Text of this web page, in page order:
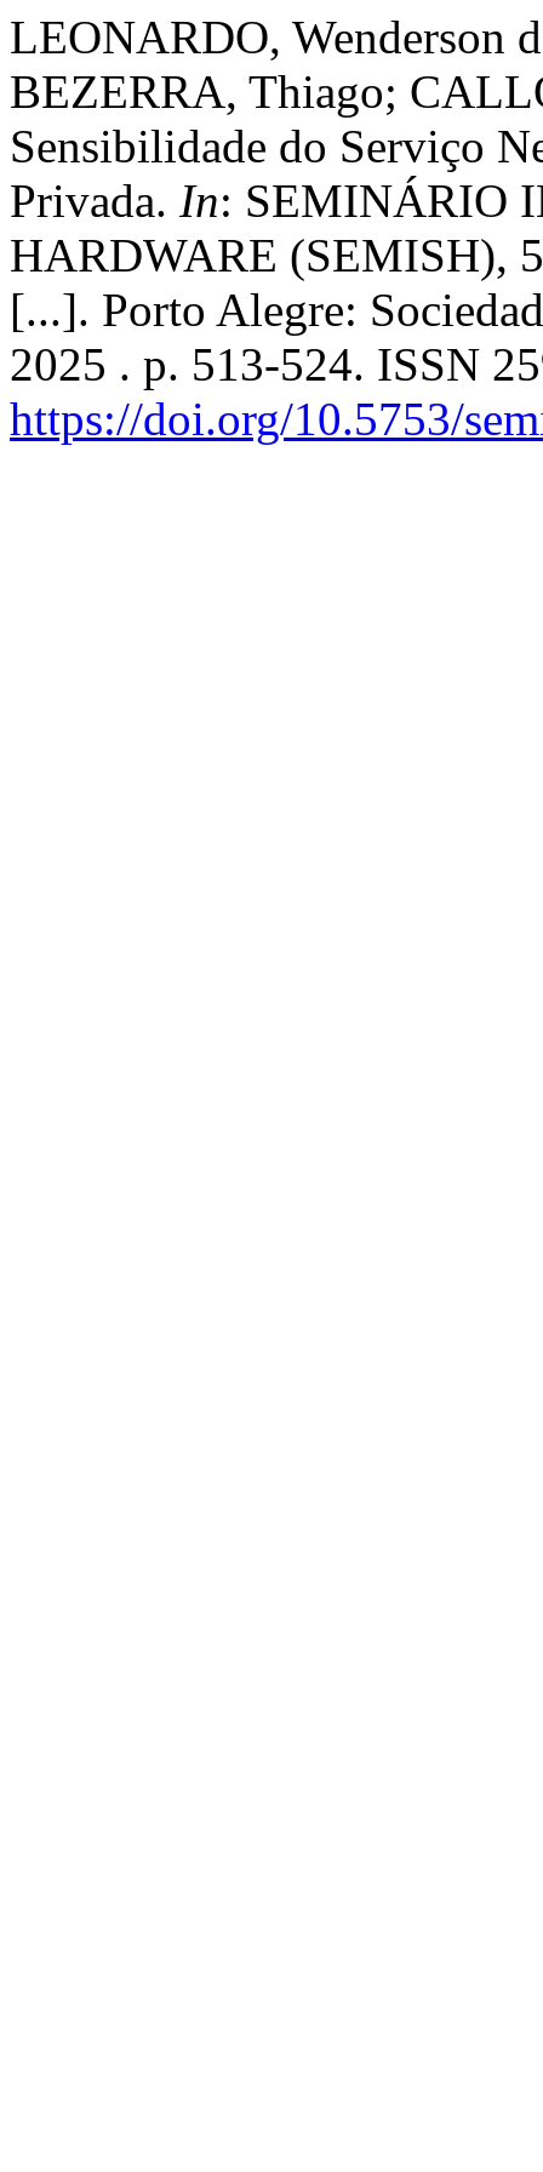
LEONARDO, Wenderson
BEZERRA, Thiago;
Sensibilidade do Serviço
Privada. In: SEMINÁRIO
HARDWARE (SEMISH),
[...]. Porto Alegre:
2025 . p. 513-524. ISSN
https://doi.org/10.5753/